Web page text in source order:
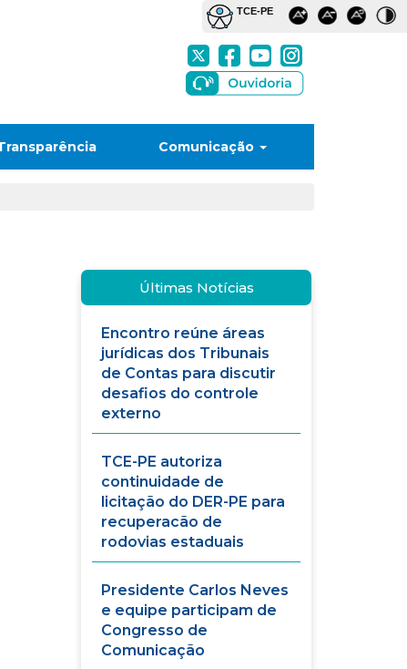
Comunicação
Últimas Notícias
Encontro reúne áreas
jurídicas dos Tribunais
de Contas para discutir
desafios do controle
externo
TCE-PE autoriza
continuidade de
licitação do DER-PE para
recuperacão de
rodovias estaduais
Presidente Carlos Neves
e equipe participam de
Congresso de
Comunicação